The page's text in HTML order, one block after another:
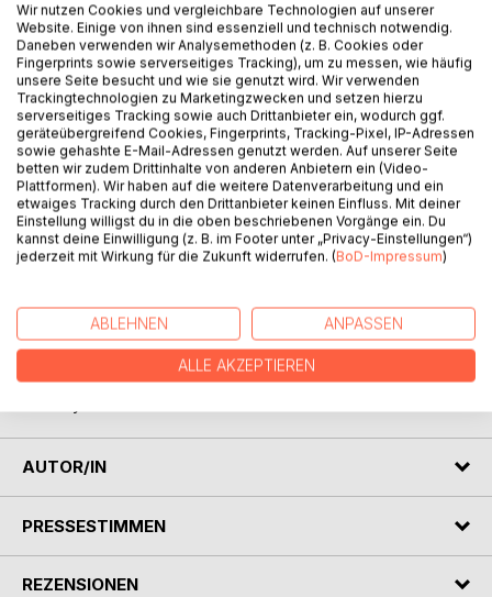
BESCHREIBUNG
Leise Momente, die niemand sieht, Gesten, die mehr
bedeuten als Worte.
Ein stiller Blick auf das, was uns im Abschied verbindet:
Nähe, Würde, Mitgefühl.
Für alle, die bleiben, wenn andere gehen und für jene, die
Du bist wichtig, weil du du bist,
und du bist wichtig bis ans Ende deines Lebens.
AUTOR/IN
PRESSESTIMMEN
REZENSIONEN
Wir nutzen Cookies und vergleichbare Technologien auf unserer
Website. Einige von ihnen sind essenziell und technisch notwendig.
Daneben verwenden wir Analysemethoden (z. B. Cookies oder
Fingerprints sowie serverseitiges Tracking), um zu messen, wie häufig
unsere Seite besucht und wie sie genutzt wird. Wir verwenden
Trackingtechnologien zu Marketingzwecken und setzen hierzu
serverseitiges Tracking sowie auch Drittanbieter ein, wodurch ggf.
geräteübergreifend Cookies, Fingerprints, Tracking-Pixel, IP-Adressen
sowie gehashte E-Mail-Adressen genutzt werden. Auf unserer Seite
betten wir zudem Drittinhalte von anderen Anbietern ein (Video-
Plattformen). Wir haben auf die weitere Datenverarbeitung und ein
etwaiges Tracking durch den Drittanbieter keinen Einfluss. Mit deiner
Einstellung willigst du in die oben beschriebenen Vorgänge ein. Du
kannst deine Einwilligung (z. B. im Footer unter „Privacy-Einstellungen“)
jederzeit mit Wirkung für die Zukunft widerrufen. (BoD-Impressum)
ABLEHNEN ANPASSEN
ALLE AKZEPTIEREN